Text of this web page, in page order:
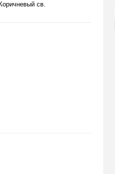
Коричневый св.